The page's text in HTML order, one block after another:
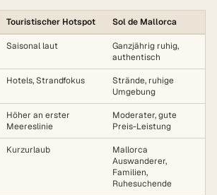
Touristischer Hotspot Sol de Mallorca
Saisonal laut
Ganzjährig ruhig,
authentisch
Hotels, Strandfokus
Strände, ruhige
Umgebung
Höher an erster
Meereslinie
Moderater, gute
Preis-Leistung
Kurzurlaub
Mallorca
Auswanderer,
Familien,
Ruhesuchende